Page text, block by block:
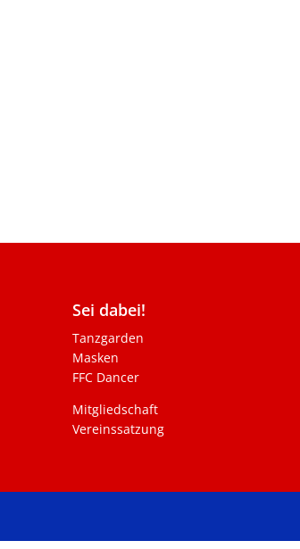
Sei dabei!
Tanzgarden
Masken
FFC Dancer
Mitgliedschaft
Vereinssatzung